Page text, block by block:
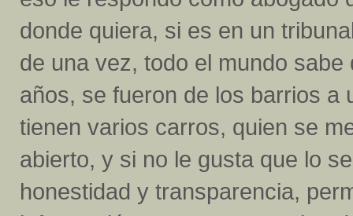
donde quiera, si es en un
de una vez, todo el mundo
años, se fueron de los barrios a
tienen varios carros, quien se
abierto, y si no le gusta que lo
honestidad y transparencia,